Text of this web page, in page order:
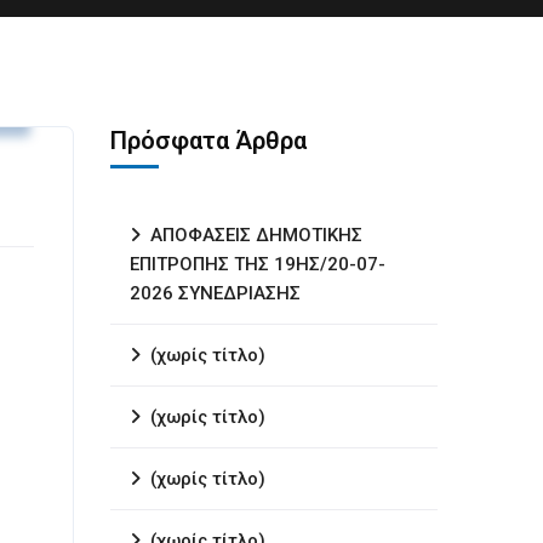
Πρόσφατα Άρθρα
ΑΠΟΦΑΣΕΙΣ ΔΗΜΟΤΙΚΗΣ
ΕΠΙΤΡΟΠΗΣ ΤΗΣ 19ΗΣ/20-07-
2026 ΣΥΝΕΔΡΙΑΣΗΣ
(χωρίς τίτλο)
(χωρίς τίτλο)
(χωρίς τίτλο)